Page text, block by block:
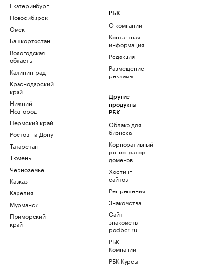
Екатеринбург
Новосибирск
Омск
Башкортостан
Вологодская
область
Калининград
Краснодарский
край
Нижний
Новгород
Пермский край
Ростов-на-Дону
Татарстан
Тюмень
Черноземье
Кавказ
Карелия
Мурманск
Приморский
край
РБК
О компании
Контактная
информация
Редакция
Размещение
рекламы
Другие
продукты
РБК
Облако для
бизнеса
Корпоративный
регистратор
доменов
Хостинг
сайтов
Рег.решения
Знакомства
Сайт
знакомств
podbor.ru
РБК
Компании
РБК Курсы